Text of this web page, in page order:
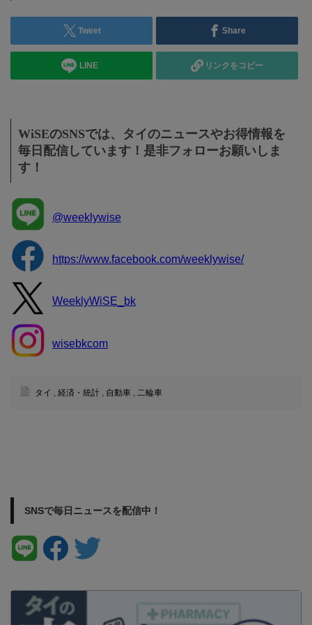
Tweet Share
LINE リンクをコピー
WiSEのSNSでは、タイのニュースやお得情報を
毎日配信しています！是非フォローお願いしま
す！
@weeklywise
https://www.facebook.com/weeklywise/
WeeklyWiSE_bk
wisebkcom
タイ 経済・統計 自動車 二輪車
SNSで毎日ニュースを配信中！